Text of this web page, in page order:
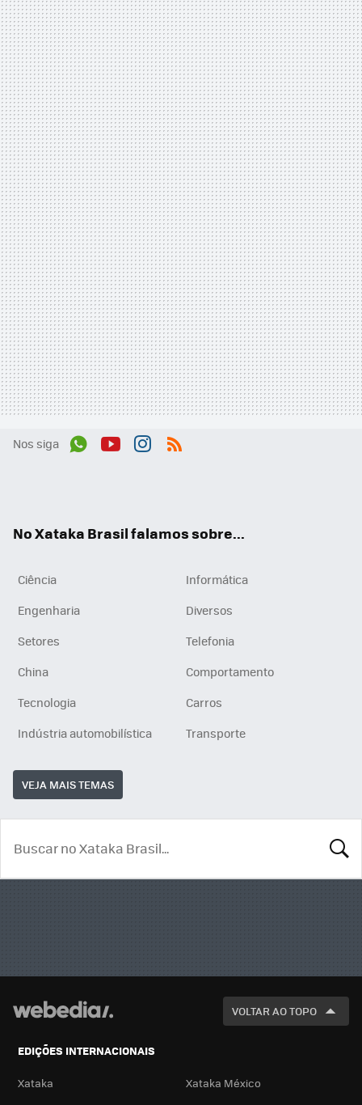
Nos siga
No Xataka Brasil falamos sobre...
Ciência
Informática
Engenharia
Diversos
Setores
Telefonia
China
Comportamento
Tecnologia
Carros
Indústria automobilística
Transporte
VEJA MAIS TEMAS
VOLTAR AO TOPO
EDIÇÕES INTERNACIONAIS
Xataka Xataka México